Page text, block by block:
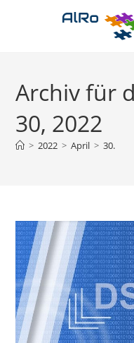
Archiv für
30, 2022
> 2022 > April > 30.